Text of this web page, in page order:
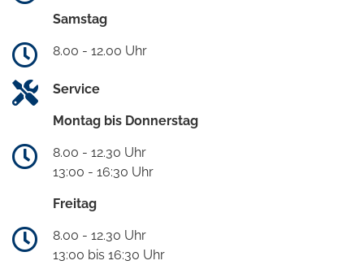
Samstag
8.00 - 12.00 Uhr
Service
Montag bis Donnerstag
8.00 - 12.30 Uhr
13:00 - 16:30 Uhr
Freitag
8.00 - 12.30 Uhr
13:00 bis 16:30 Uhr